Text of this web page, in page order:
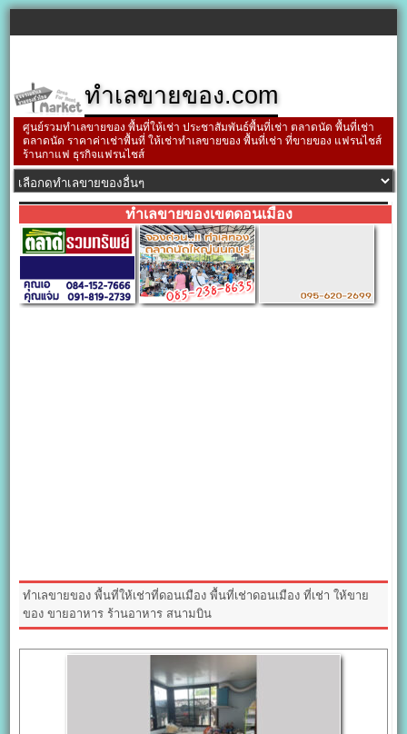
ทำเลขายของ.com
ศูนย์รวมทำเลขายของ พื้นที่ให้เช่า ประชาสัมพันธ์พื้นที่เช่า ตลาดนัด พื้นที่เช่า
ตลาดนัด ราคาค่าเช่าพื้นที่ ให้เช่าทำเลขายของ พื้นที่เช่า ที่ขายของ แฟรนไชส์
ร้านกาแฟ ธุรกิจแฟรนไชส์
ทำเลขายของเขตดอนเมือง
ทำเลขายของ พื้นที่ให้เช่าที่ดอนเมือง พื้นที่เช่าดอนเมือง ที่เช่า ให้ขาย
ของ ขายอาหาร ร้านอาหาร สนามบิน